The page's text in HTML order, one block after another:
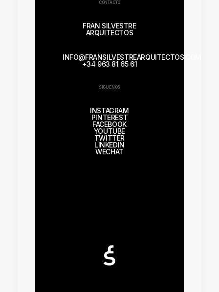
CONTACTO
FRAN SILVESTRE
ARQUITECTOS
INFO@FRANSILVESTREARQUITECTOS.COM
+34 963 81 65 61
SÍGUENOS
INSTAGRAM
PINTEREST
FACEBOOK
YOUTUBE
TWITTER
LINKEDIN
WECHAT